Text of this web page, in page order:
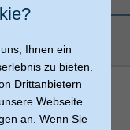
Ihnen ein
zu bieten.
Drittanbietern
Webseite
an. Wenn Sie